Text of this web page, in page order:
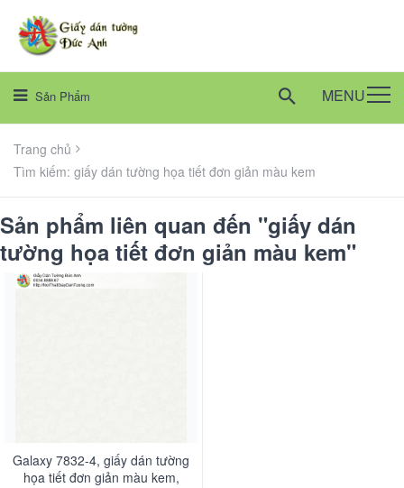
Sản Phẩm MENU
Trang chủ
Tìm kiếm: giấy dán tường họa tiết đơn giản màu kem
Sản phẩm liên quan đến "giấy dán
tường họa tiết đơn giản màu kem"
Galaxy 7832-4, giấy dán tường
họa tiết đơn giản màu kem,